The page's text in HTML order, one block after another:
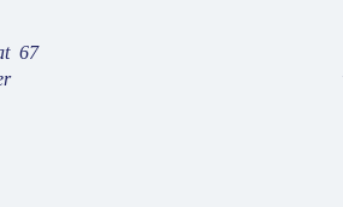
67